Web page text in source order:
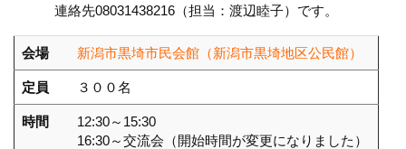
連絡先08031438216（担当：渡辺睦子）です。
会場 新潟市黒埼市民会館（新潟市黒埼地区公民館）
定員 ３００名
時間
12:30～15:30
16:30～交流会（開始時間が変更になりました）